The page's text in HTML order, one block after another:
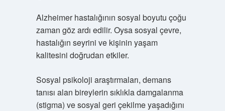
Alzheimer hastalığının sosyal boyutu çoğu
zaman göz ardı edilir. Oysa sosyal çevre,
hastalığın seyrini ve kişinin yaşam
kalitesini doğrudan etkiler.
Sosyal psikoloji araştırmaları, demans
tanısı alan bireylerin sıklıkla damgalanma
(stigma) ve sosyal geri çekilme yaşadığını